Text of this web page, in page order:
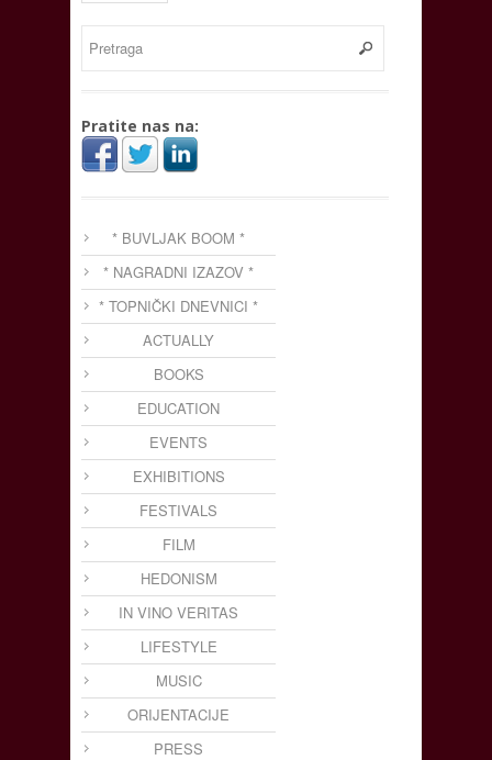
Pratite nas na:
* BUVLJAK BOOM *
* NAGRADNI IZAZOV *
* TOPNIČKI DNEVNICI *
ACTUALLY
BOOKS
EDUCATION
EVENTS
EXHIBITIONS
FESTIVALS
FILM
HEDONISM
IN VINO VERITAS
LIFESTYLE
MUSIC
ORIJENTACIJE
PRESS